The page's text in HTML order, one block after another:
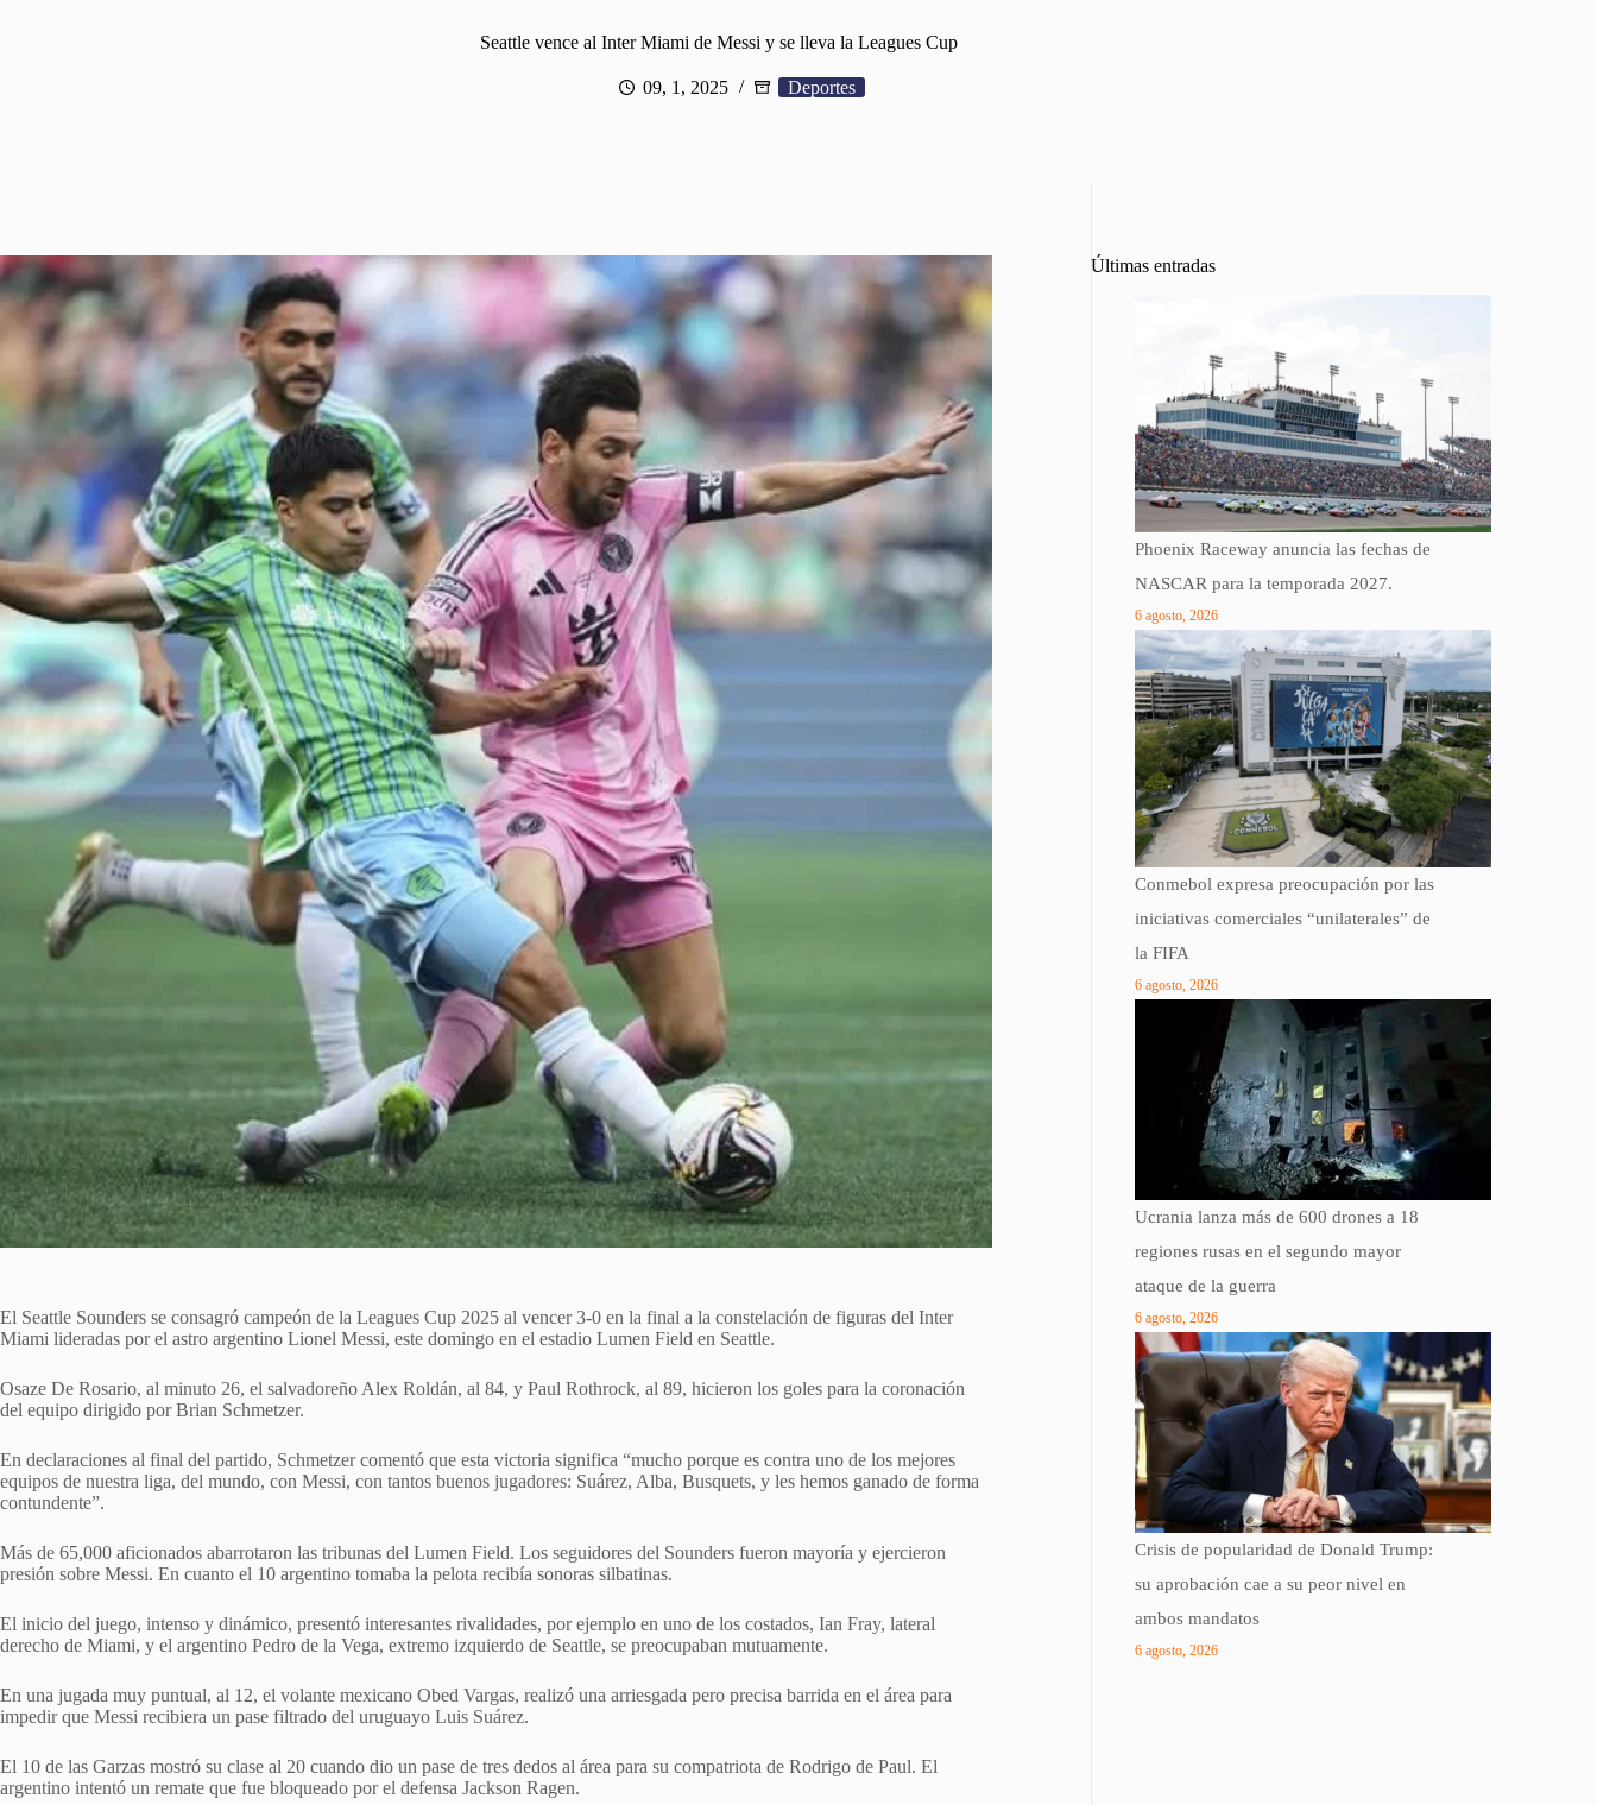
Seattle vence al Inter Miami de Messi y se lleva la Leagues Cup
09, 1, 2025 Deportes
El Seattle Sounders se consagró campeón de la Leagues Cup 2025 al vencer 3-0 en la final a la constelación de figuras del Inter
Miami lideradas por el astro argentino Lionel Messi, este domingo en el estadio Lumen Field en Seattle.
Osaze De Rosario, al minuto 26, el salvadoreño Alex Roldán, al 84, y Paul Rothrock, al 89, hicieron los goles para la coronación
del equipo dirigido por Brian Schmetzer.
En declaraciones al final del partido, Schmetzer comentó que esta victoria significa “mucho porque es contra uno de los mejores
equipos de nuestra liga, del mundo, con Messi, con tantos buenos jugadores: Suárez, Alba, Busquets, y les hemos ganado de forma
contundente”.
Más de 65,000 aficionados abarrotaron las tribunas del Lumen Field. Los seguidores del Sounders fueron mayoría y ejercieron
presión sobre Messi. En cuanto el 10 argentino tomaba la pelota recibía sonoras silbatinas.
El inicio del juego, intenso y dinámico, presentó interesantes rivalidades, por ejemplo en uno de los costados, Ian Fray, lateral
derecho de Miami, y el argentino Pedro de la Vega, extremo izquierdo de Seattle, se preocupaban mutuamente.
En una jugada muy puntual, al 12, el volante mexicano Obed Vargas, realizó una arriesgada pero precisa barrida en el área para
impedir que Messi recibiera un pase filtrado del uruguayo Luis Suárez.
El 10 de las Garzas mostró su clase al 20 cuando dio un pase de tres dedos al área para su compatriota de Rodrigo de Paul. El
argentino intentó un remate que fue bloqueado por el defensa Jackson Ragen.
Últimas entradas
Phoenix Raceway anuncia las fechas de
NASCAR para la temporada 2027.
6 agosto, 2026
Conmebol expresa preocupación por las
iniciativas comerciales “unilaterales” de
la FIFA
6 agosto, 2026
Ucrania lanza más de 600 drones a 18
regiones rusas en el segundo mayor
ataque de la guerra
6 agosto, 2026
Crisis de popularidad de Donald Trump:
su aprobación cae a su peor nivel en
ambos mandatos
6 agosto, 2026